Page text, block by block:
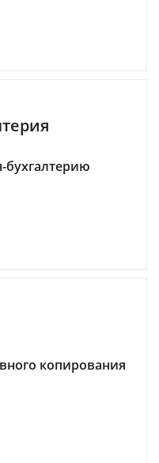
бухгалтерию
копирования